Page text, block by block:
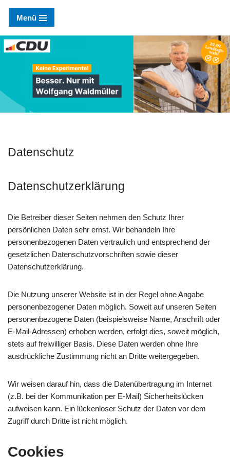
Zum
Inhalt
springen
Menü
Datenschutz
Datenschutzerklärung
Die Betreiber dieser Seiten nehmen den Schutz Ihrer
persönlichen Daten sehr ernst. Wir behandeln Ihre
personenbezogenen Daten vertraulich und entsprechend der
gesetzlichen Datenschutzvorschriften sowie dieser
Datenschutzerklärung.
Die Nutzung unserer Website ist in der Regel ohne Angabe
personenbezogener Daten möglich. Soweit auf unseren Seiten
personenbezogene Daten (beispielsweise Name, Anschrift oder
E-Mail-Adressen) erhoben werden, erfolgt dies, soweit möglich,
stets auf freiwilliger Basis. Diese Daten werden ohne Ihre
ausdrückliche Zustimmung nicht an Dritte weitergegeben.
Wir weisen darauf hin, dass die Datenübertragung im Internet
(z.B. bei der Kommunikation per E-Mail) Sicherheitslücken
aufweisen kann. Ein lückenloser Schutz der Daten vor dem
Zugriff durch Dritte ist nicht möglich.
Cookies